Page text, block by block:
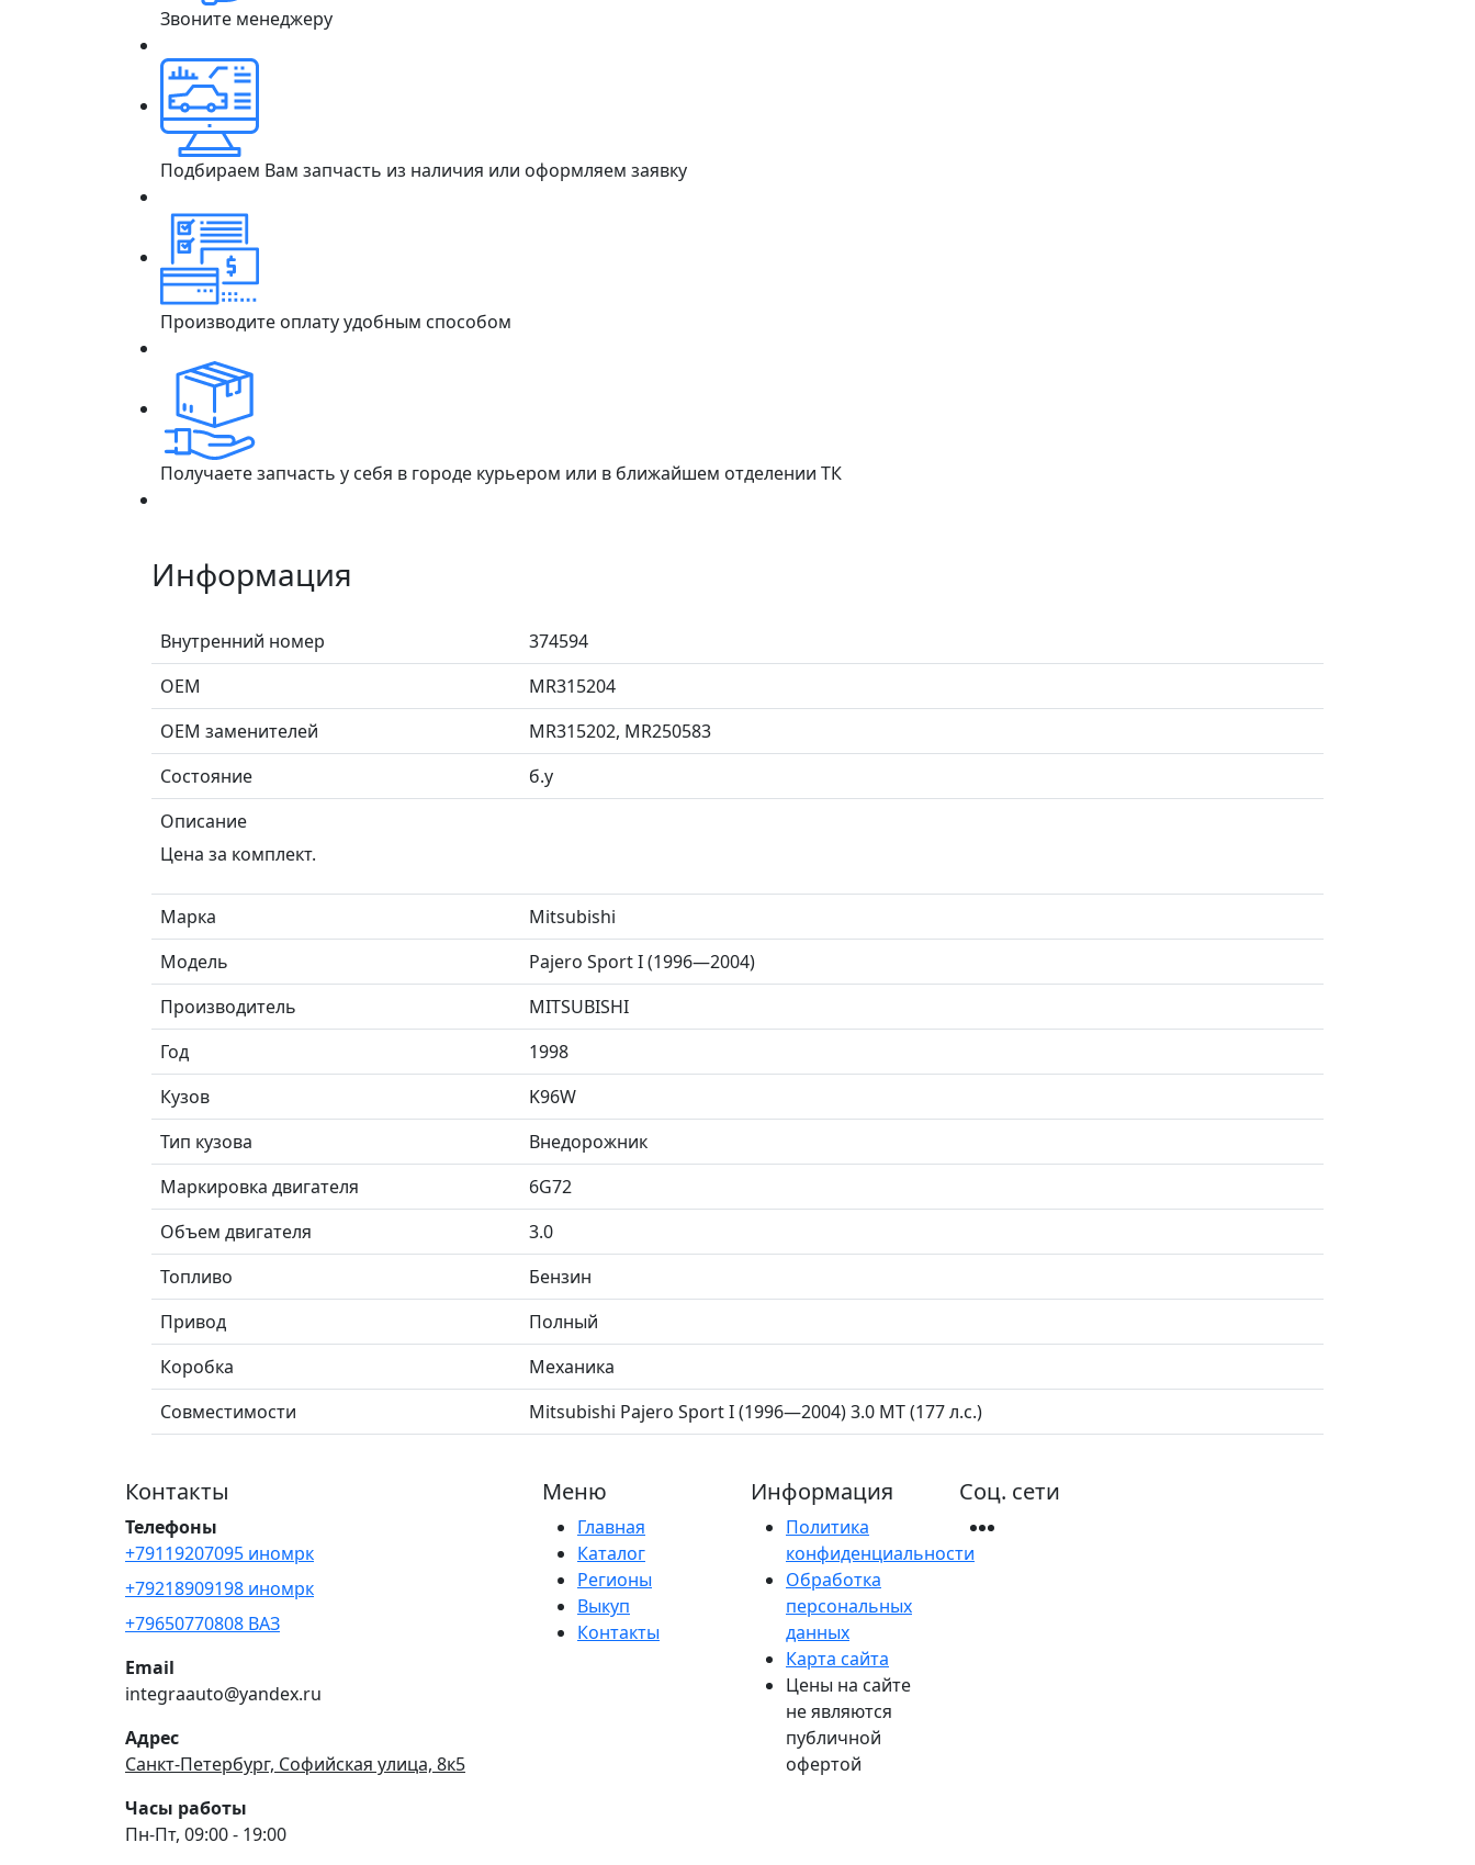
Звоните менеджеру
Подбираем Вам запчасть из наличия или оформляем заявку
Производите оплату удобным способом
Получаете запчасть у себя в городе курьером или в ближайшем отделении ТК
Информация
Внутренний номер
374594
ОЕМ
MR315204
ОЕМ заменителей
MR315202, MR250583
Состояние
б.у
Описание
Цена за комплект.
Марка
Mitsubishi
Модель
Pajero Sport I (1996—2004)
Производитель
MITSUBISHI
Год
1998
Кузов
K96W
Тип кузова
Внедорожник
Маркировка двигателя
6G72
Объем двигателя
3.0
Топливо
Бензин
Привод
Полный
Коробка
Механика
Совместимости
Mitsubishi Pajero Sport I (1996—2004) 3.0 MT (177 л.с.)
Контакты
Телефоны
+79119207095 иномрк
+79218909198 иномрк
+79650770808 ВАЗ
Email
integraauto@yandex.ru
Адрес
Санкт-Петербург, Софийская улица, 8к5
Часы работы
Пн-Пт, 09:00 - 19:00
Меню
Главная
Каталог
Регионы
Выкуп
Контакты
Информация
Политика
конфиденциальности
Обработка
персональных
данных
Карта сайта
Цены на сайте
не являются
публичной
офертой
Соц. сети